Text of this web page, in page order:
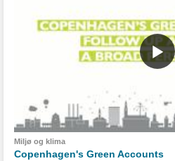
Miljø og klima
Copenhagen's Green Accounts